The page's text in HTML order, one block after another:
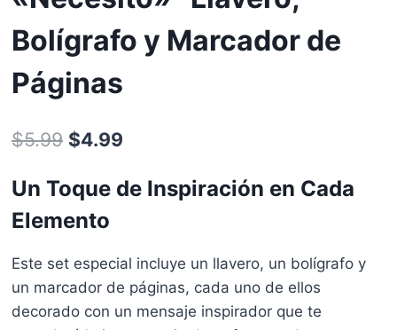
Bolígrafo y Marcador de
Páginas
$5.99 $4.99
Un Toque de Inspiración en Cada
Elemento
Este set especial incluye un llavero, un bolígrafo y
un marcador de páginas, cada uno de ellos
decorado con un mensaje inspirador que te